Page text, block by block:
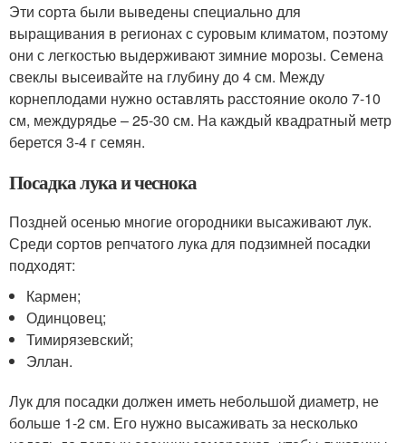
Эти сорта были выведены специально для
выращивания в регионах с суровым климатом, поэтому
они с легкостью выдерживают зимние морозы. Семена
свеклы высеивайте на глубину до 4 см. Между
корнеплодами нужно оставлять расстояние около 7-10
см, междурядье – 25-30 см. На каждый квадратный метр
берется 3-4 г семян.
Посадка лука и чеснока
Поздней осенью многие огородники высаживают лук.
Среди сортов репчатого лука для подзимней посадки
подходят:
Кармен;
Одинцовец;
Тимирязевский;
Эллан.
Лук для посадки должен иметь небольшой диаметр, не
больше 1-2 см. Его нужно высаживать за несколько